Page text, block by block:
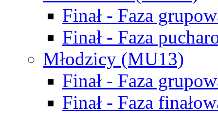
Finał - Faza
Finał - Faza
Młodzicy (MU13)
Finał - Faza
Finał - Faza